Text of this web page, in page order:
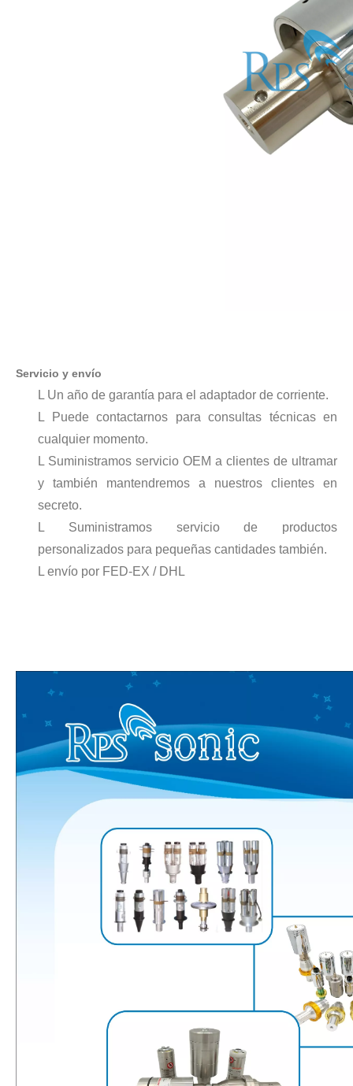
Actualmente, la investigación sobre la extracción de antioxidantes
La era de la energía del hidrógeno: oportunidades para los equipos de pulverización ultrasónica
El sistema de recubrimiento de pulverización ultrasónica es una
El sistema de recubrimiento de pulverización ultrasónica es una
Servicio y envío
L Un año de garantía para el adaptador de corriente.
L Puede contactarnos para consultas técnicas en
cualquier momento.
L Suministramos servicio OEM a clientes de ultramar
y también mantendremos a nuestros clientes en
secreto.
L Suministramos servicio de productos
personalizados para pequeñas cantidades también.
L envío por FED-EX / DHL